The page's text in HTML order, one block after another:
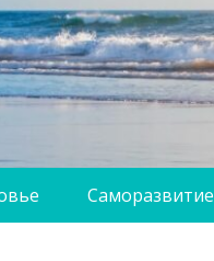
Саморазвитие